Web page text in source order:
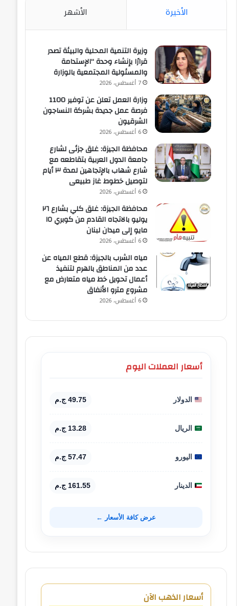
الأخيرة الأشهر
وزيرة التنمية المحلية والبيئة تصدر
قرارًا بإنشاء وحدة “الإستدامة
والمسئولية المجتمعية بالوزارة
7 أغسطس، 2026
وزارة العمل تعلن عن توفير 1100
فرصة عمل جديدة بشركة النساجون
الشرقيون
6 أغسطس، 2026
محافظة الجيزة: غلق جزئى لشارع
جامعة الدول العربية بتقاطعه مع
شارع شهاب بالإتجاهين لمدة ٣ أيام
لتوصيل خطوط غاز طبيعى
6 أغسطس، 2026
محافظة الجيزة: غلق كلي بشارع ٢٦
يوليو بالاتجاه القادم من كوبري ١٥
مايو إلى ميدان لبنان
6 أغسطس، 2026
مياه الشرب بالجيزة: قطع المياه عن
عدد من المناطق بالهرم لتنفيذ
أعمال تحويل خط مياه متعارض مع
مشروع مترو الأنفاق
6 أغسطس، 2026
أسعار العملات اليوم
الدولار 49.75 ج.م
الريال 13.28 ج.م
اليورو 57.47 ج.م
الدينار 161.55 ج.م
عرض كافة الأسعار ←
أسعار الذهب الآن